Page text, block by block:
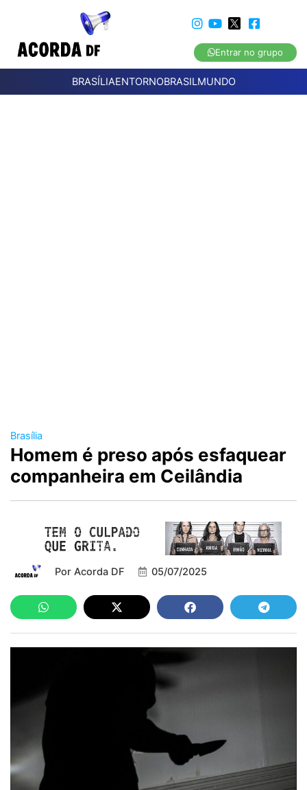
Entrar no grupo
BRASÍLIAENTORNOBRASILMUNDO
Brasília
Homem é preso após esfaquear
companheira em Ceilândia
Por Acorda DF 05/07/2025